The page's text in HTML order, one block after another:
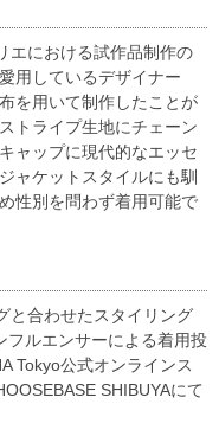
エにおける試作品制作の
用しているデザイナー
を用いて制作したことが
トライプ生地にチェーン
ャップに現代的なエッセ
ャケットスタイルにも馴
性別を問わず着用可能で
と合わせたスタイリング
ルエンサーによる着用投
Tokyo公式オンラインス
SHIBUYAにて